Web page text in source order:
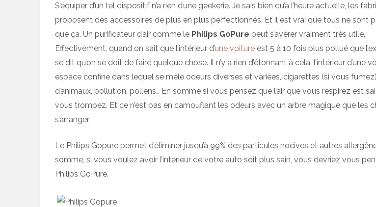
S’équiper d’un tel dispositif n’a rien d’une geekerie. Je sais bien qu’à l’heure actuelle, les
proposent des accessoires de plus en plus perfectionnés. Et il est vrai que tous ne sont
que ça. Un purificateur d’air comme le Philips GoPure peut s’avérer vraiment très utile.
Effectivement, quand on sait que l’intérieur d’une voiture est 5 à 10 fois plus pollué que
se dit qu’on se doit de faire quelque chose. Il n’y a rien d’étonnant à cela, l’intérieur d’une
espace confiné dans lequel se mêle odeurs diverses et variées, cigarettes (si vous
d’animaux, pollution, pollens… En somme si vous pensez que l’air que vous respirez est
vous trompez. Et ce n’est pas en camouflant les odeurs avec un arbre magique que les
s’arranger.
Le Philips Gopure permet d’éliminer jusqu’à 99% des particules nocives et autres
somme, si vous voulez avoir l’intérieur de votre auto soit plus sain, vous devriez vous
Philips GoPure.